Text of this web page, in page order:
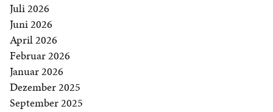
Juli 2026
Juni 2026
April 2026
Februar 2026
Januar 2026
Dezember 2025
September 2025